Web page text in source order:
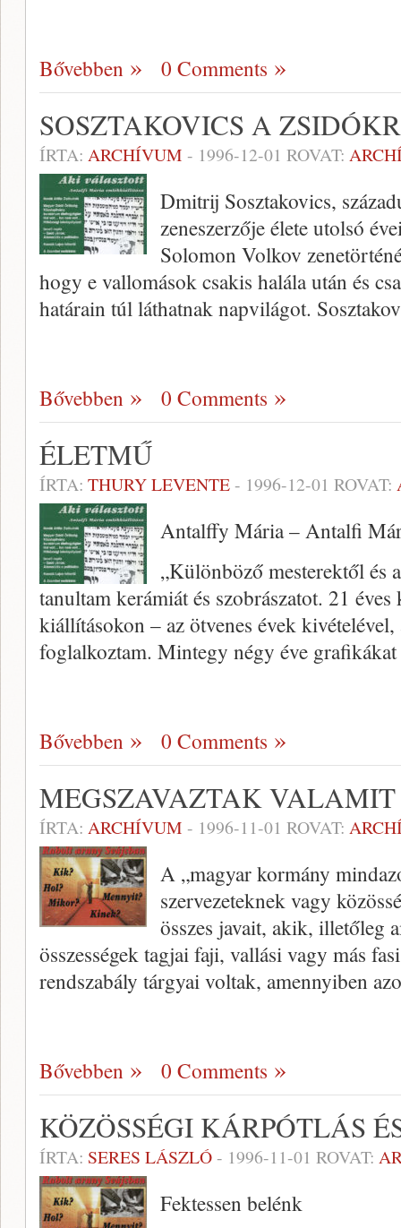
Bővebben 0 Comments
SOSZTAKOVICS A
ÍRTA: ARCHÍVUM - 1996-12-01 ROVAT:
Dmitrij Sosztakovics,
zeneszerzője élete utolsó
Solomon Volkov
hogy e vallomások csakis halála után és
határain túl láthatnak napvilágot.
Bővebben 0 Comments
ÉLETMŰ
ÍRTA: THURY LEVENTE- 1996-12-01 ROVAT:
Antalffy Mária – Antalfi
„Különböző mesterektől és
tanultam kerámiát és szobrászatot. 21
kiállításokon – az ötvenes évek
foglalkoztam. Mintegy négy éve gra­fikákat
Bővebben 0 Comments
MEGSZAVAZTAK VALAMIT
ÍRTA: ARCHÍVUM - 1996-11-01 ROVAT:
A „magyar kormány
szervezeteknek vagy
összes javait, akik, illetőleg
összességek tagjai faji, vallási vagy más
rendszabály tárgyai voltak, amennyiben
Bővebben 0 Comments
KÖZÖSSÉGI KÁRPÓTLÁS
ÍRTA: SERES LÁSZLÓ- 1996-11-01 ROVAT:
Fektessen belénk